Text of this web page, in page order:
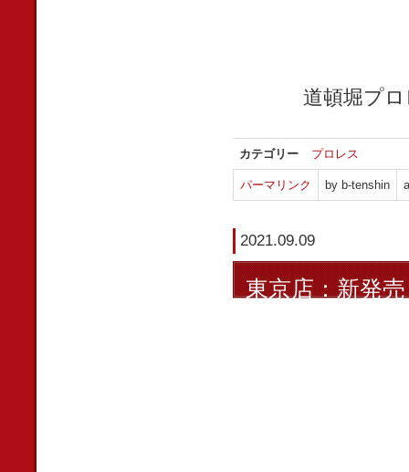
道頓堀プ
カテゴリー プロレス
パーマリンク by b-tenshin
2021.09.09
東京店：新発